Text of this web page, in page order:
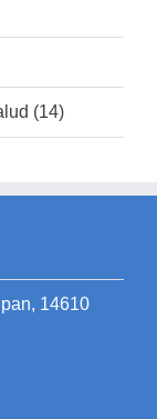
(14)
14610